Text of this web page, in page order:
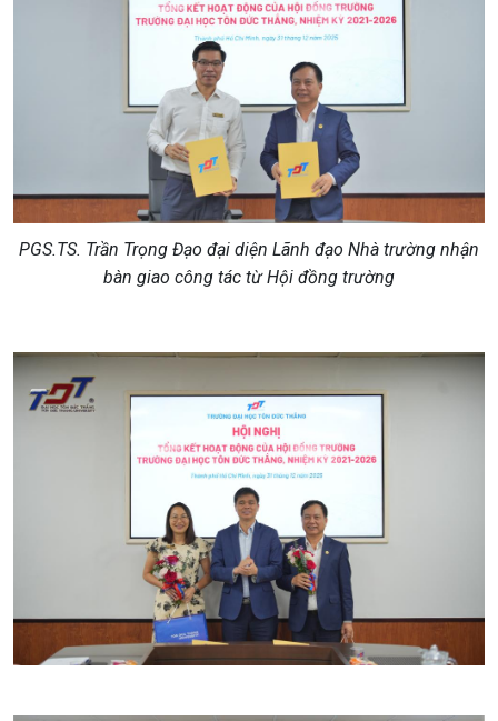
PGS.TS. Trần Trọng Đạo đại diện Lãnh đạo Nhà trường nhận
bàn giao công tác từ Hội đồng trường